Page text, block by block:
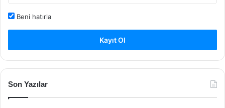
Beni hatırla
Kayıt Ol
Son Yazılar